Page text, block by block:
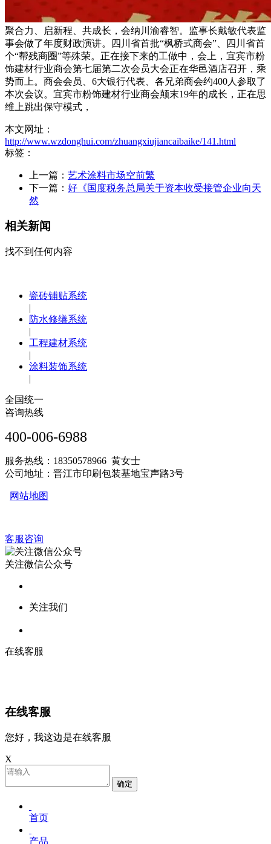
聚合力、启新程、共成长，会纳川渝睿智。监事长戴敏代表监
事会做了年度财政演讲。四川省首批“枫桥式商会”、四川省首
个“帮残商圈”等殊荣。正在接下来的工做中，会上，宜宾市粉
饰建材行业商会第七届第二次会员大会正在华邑酒店召开，乘
势而上。商会会员、6大银行代表、各兄弟商会约400人参取了
本次会议。宜宾市粉饰建材行业商会颠末19年的成长，正在思
维上跳出保守模式，
本文网址：
http://www.wzdonghui.com/zhuangxiujiancaibaike/141.html
标签：
上一篇： 艺术涂料市场空前繁
下一篇： 好《国度税务总局关于资本收受接管企业向天
然
相关新闻
找不到任何内容
瓷砖铺贴系统
|
防水修缮系统
|
工程建材系统
|
涂料装饰系统
|
全国统一
咨询热线
400-006-6988
服务热线：18350578966 黄女士
公司地址：晋江市印刷包装基地宝声路3号
网站地图
客服咨询
关注微信公众号
关注我们
在线客服
在线客服
您好，我这边是在线客服
X
确定
首页
产品